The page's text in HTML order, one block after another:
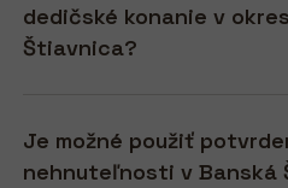
dedičské konanie v
Štiavnica?
Je možné použiť
nehnuteľnosti v Banská